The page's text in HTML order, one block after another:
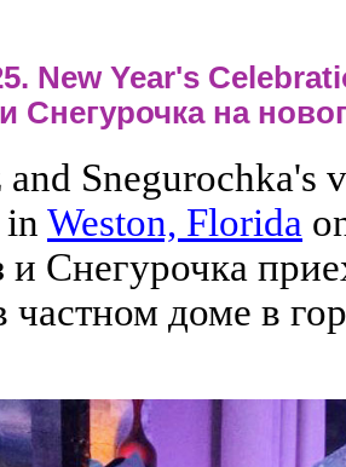
New Year's
Снегурочка на
Snegurochka's
Weston, Florida
Снегурочка
частном доме в